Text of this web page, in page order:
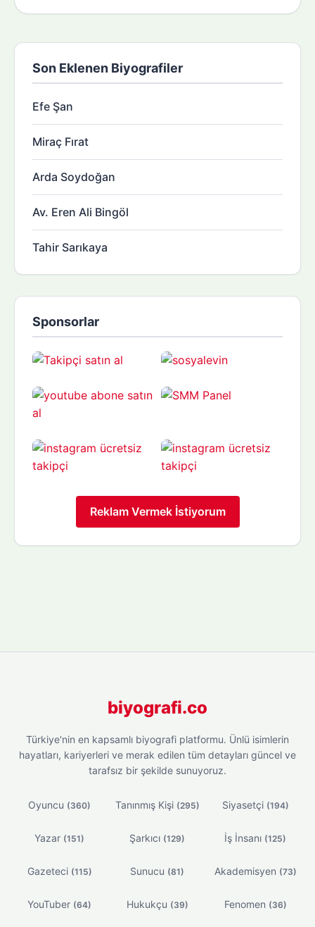
Son Eklenen Biyografiler
Efe Şan
Miraç Fırat
Arda Soydoğan
Av. Eren Ali Bingöl
Tahir Sarıkaya
Sponsorlar
Reklam Vermek İstiyorum
biyografi.co
Türkiye'nin en kapsamlı biyografi platformu. Ünlü isimlerin
hayatları, kariyerleri ve merak edilen tüm detayları güncel ve
tarafsız bir şekilde sunuyoruz.
Oyuncu (360) Tanınmış Kişi (295) Siyasetçi (194)
Yazar (151) Şarkıcı (129) İş İnsanı (125)
Gazeteci (115) Sunucu (81) Akademisyen (73)
YouTuber (64) Hukukçu (39) Fenomen (36)